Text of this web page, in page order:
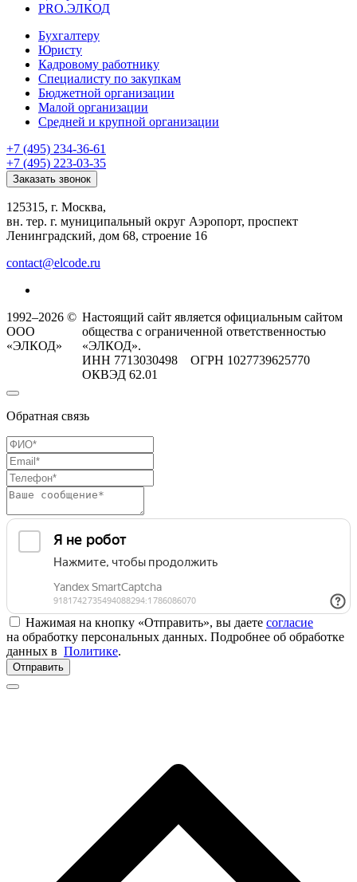
PRO.ЭЛКОД
Бухгалтеру
Юристу
Кадровому работнику
Специалисту по закупкам
Бюджетной организации
Малой организации
Средней и крупной организации
+7 (495) 234-36-61
+7 (495) 223-03-35
Заказать звонок
125315, г. Москва,
вн. тер. г. муниципальный округ Аэропорт, проспект
Ленинградский, дом 68, строение 16
contact@elcode.ru
1992–2026 ©
ООО
«ЭЛКОД»
Настоящий сайт является официальным сайтом
общества с ограниченной ответственностью
«ЭЛКОД».
ИНН 7713030498 ОГРН 1027739625770
ОКВЭД 62.01
Обратная связь
Нажимая на кнопку «Отправить», вы даете согласие
на обработку персональных данных. Подробнее об обработке
данных в Политике.
Отправить